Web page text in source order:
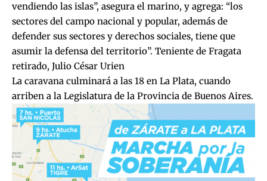
vendiendo las islas”, asegura el marino, y agrega: “los
sectores del campo nacional y popular, además de
defender sus sectores y derechos sociales, tiene que
asumir la defensa del territorio”. Teniente de Fragata
retirado, Julio César Urien
La caravana culminará a las 18 en La Plata, cuando
arriben a la Legislatura de la Provincia de Buenos Aires.